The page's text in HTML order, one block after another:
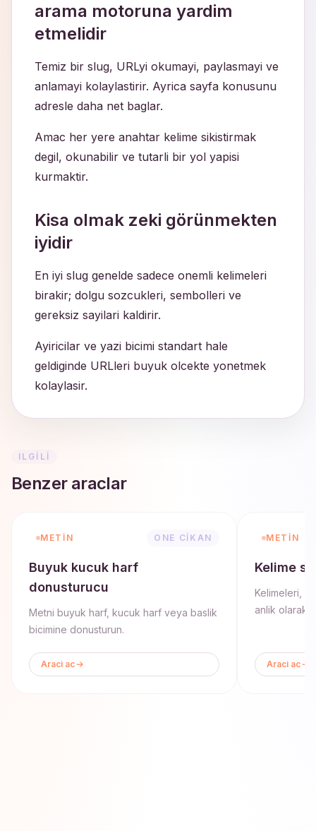
arama motoruna yardim
etmelidir
Temiz bir slug, URLyi okumayi, paylasmayi ve
anlamayi kolaylastirir. Ayrica sayfa konusunu
adresle daha net baglar.
Amac her yere anahtar kelime sikistirmak
degil, okunabilir ve tutarli bir yol yapisi
kurmaktir.
Kisa olmak zeki görünmekten
iyidir
En iyi slug genelde sadece onemli kelimeleri
birakir; dolgu sozcukleri, sembolleri ve
gereksiz sayilari kaldirir.
Ayiricilar ve yazi bicimi standart hale
geldiginde URLleri buyuk olcekte yonetmek
kolaylasir.
ILGILI
Benzer araclar
METIN ONE CIKAN
Buyuk kucuk harf
donusturucu
Metni buyuk harf, kucuk harf veya baslik
bicimine donusturun.
Araci ac
METIN
Kelime
Kelimeleri,
anlik olarak
Araci ac